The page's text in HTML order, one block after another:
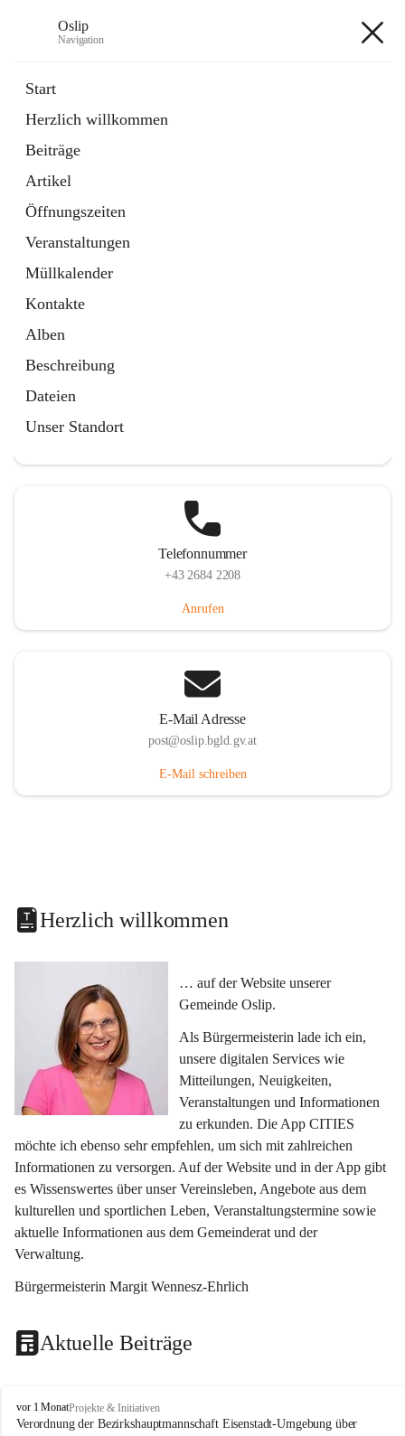
Oslip
Navigation
Start
Herzlich willkommen
Beiträge
Artikel
Öffnungszeiten
Veranstaltungen
Müllkalender
Kontakte
Alben
Beschreibung
Dateien
Unser Standort
Externe Webseite
in
Tab
Bundeskanzleramt Österreich
Externe Webseite
öffnet
in
neuem
Tab
Telefonnummer
+43 2684 2208
Anrufen
E-Mail Adresse
post@oslip.bgld.gv.at
E-Mail schreiben
Herzlich willkommen
… auf der Website unserer
Gemeinde Oslip.
Als Bürgermeisterin lade ich ein,
unsere digitalen Services wie
Mitteilungen, Neuigkeiten,
Veranstaltungen und Informationen
zu erkunden. Die App CITIES
möchte ich ebenso sehr empfehlen, um sich mit zahlreichen
Informationen zu versorgen. Auf der Website und in der App gibt
es Wissenswertes über unser Vereinsleben, Angebote aus dem
kulturellen und sportlichen Leben, Veranstaltungstermine sowie
aktuelle Informationen aus dem Gemeinderat und der
Verwaltung.
Bürgermeisterin Margit Wennesz-Ehrlich
Aktuelle Beiträge
O
s
vor 1 MonatProjekte & Initiativen
Verordnung der Bezirkshauptmannschaft Eisenstadt-Umgebung über